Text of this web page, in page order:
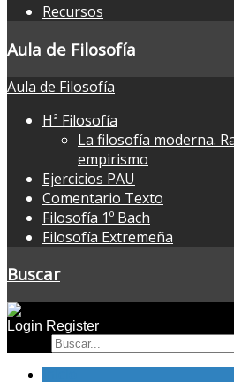
Recursos
Aula de Filosofía
Aula de Filosofía
Hª Filosofía
La filosofía moderna.
empirismo
Ejercicios PAU
Comentario Texto
Filosofía 1º Bach
Filosofía Extremeña
Buscar
Login Register